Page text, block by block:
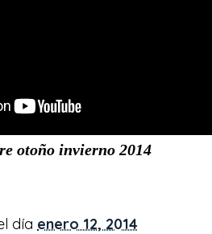
otoño invierno 2014
día enero 12, 2014